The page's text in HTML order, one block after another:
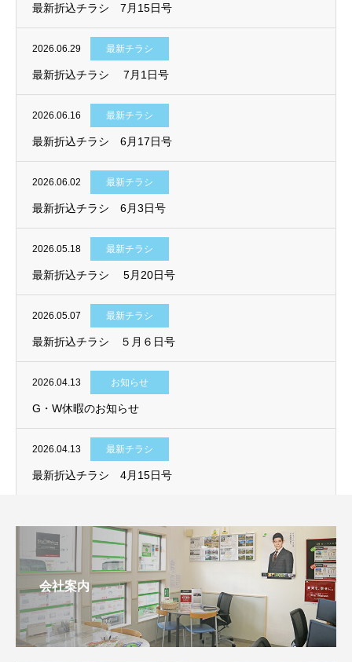
最新折込チラシ 7月15日号
2026.06.29 最新チラシ
最新折込チラシ 7月1日号
2026.06.16 最新チラシ
最新折込チラシ 6月17日号
2026.06.02 最新チラシ
最新折込チラシ 6月3日号
2026.05.18 最新チラシ
最新折込チラシ 5月20日号
2026.05.07 最新チラシ
最新折込チラシ ５月６日号
2026.04.13 お知らせ
G・W休暇のお知らせ
2026.04.13 最新チラシ
最新折込チラシ 4月15日号
会社案内